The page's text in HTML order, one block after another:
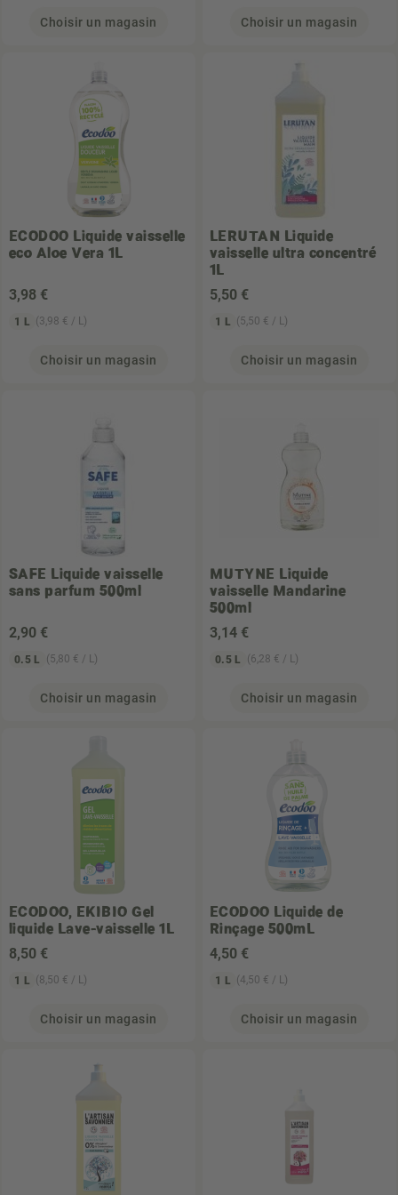
Choisir un magasin Choisir un magasin
ECODOO Liquide vaisselle
eco Aloe Vera 1L
3,98 €
1 L (3,98 € / L)
Choisir un magasin
LERUTAN Liquide
vaisselle ultra concentré
1L
5,50 €
1 L (5,50 € / L)
Choisir un magasin
SAFE Liquide vaisselle
sans parfum 500ml
2,90 €
0.5 L (5,80 € / L)
Choisir un magasin
MUTYNE Liquide
vaisselle Mandarine
500ml
3,14 €
0.5 L (6,28 € / L)
Choisir un magasin
ECODOO, EKIBIO Gel
liquide Lave-vaisselle 1L
8,50 €
1 L (8,50 € / L)
Choisir un magasin
ECODOO Liquide de
Rinçage 500mL
4,50 €
1 L (4,50 € / L)
Choisir un magasin